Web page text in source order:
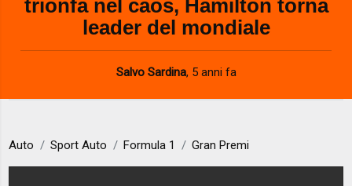
trionfa nel caos, Hamilton torna
leader del mondiale
Salvo Sardina, 5 anni fa
Auto Sport Auto Formula 1 Gran Premi